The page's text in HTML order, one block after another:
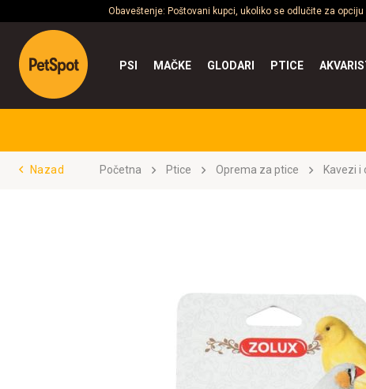
Obaveštenje: Poštovani kupci, ukoliko se odlučite za
PSI MAČKE GLODARI PTICE
Nazad Početna Ptice Oprema za ptice Kavezi